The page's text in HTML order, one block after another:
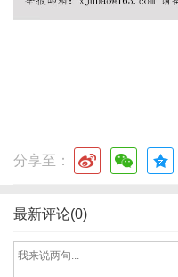
分享至：
最新评论(0)